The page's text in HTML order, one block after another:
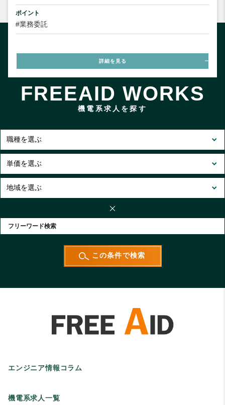
ポイント
#業務委託
詳細を見る
FREEAID WORKS
機電系求人を探す
エンジニア情報コラム
機電系求人一覧